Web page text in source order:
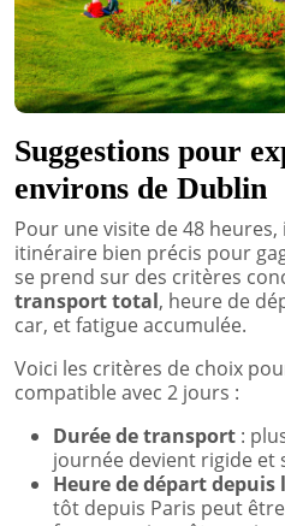
Suggestions pour
environs de Dublin
Pour une visite de 48
itinéraire bien précis pour
se prend sur des critères
transport total, heure de
car, et fatigue accumulée.
Voici les critères de choix
compatible avec 2 jours :
Durée de transport :
journée devient rigide et
Heure de départ depuis
tôt depuis Paris peut